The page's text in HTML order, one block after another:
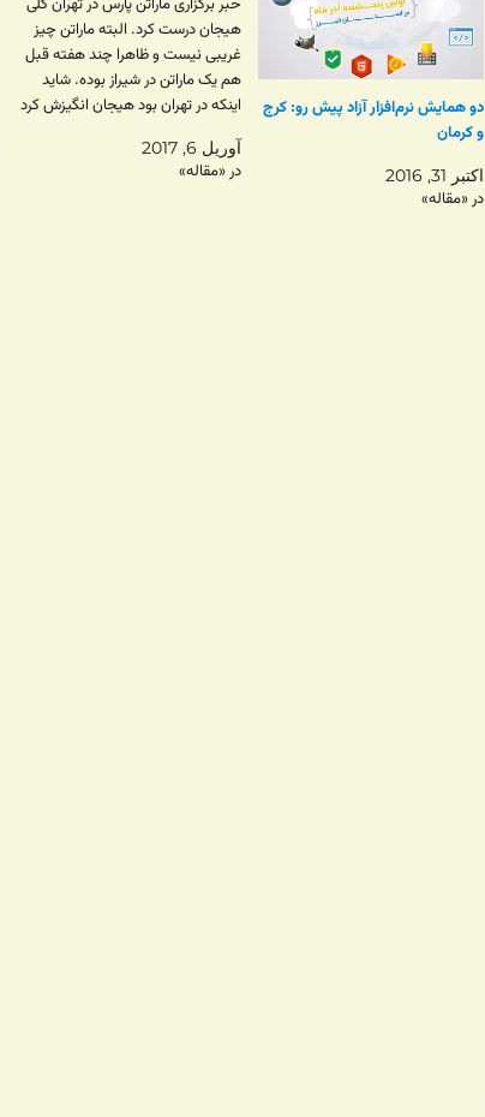
دو همایش نرم‌افزار آزاد پیش رو: کرج
و کرمان
اکتبر 31, 2016
در «مقاله»
هیجان درست کرد. البته ماراتن چیز
غریبی نیست و‌ ظاهرا چند هفته قبل
هم یک ماراتن در شیراز بوده. شاید
اینکه در تهران بود هیجان انگیزش کرد
معمولی هم می تونستن توش شرکت
کنن. به…
آوریل 6, 2017
در «مقاله»